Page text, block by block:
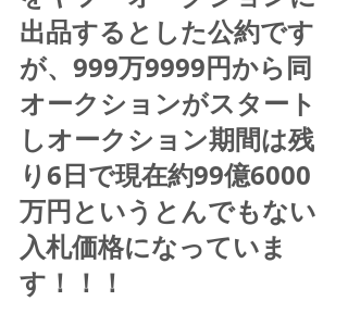
出品するとした公約です
が、999万9999円から同
オークションがスタート
しオークション期間は残
り6日で現在約99億6000
万円というとんでもない
入札価格になっていま
す！！！